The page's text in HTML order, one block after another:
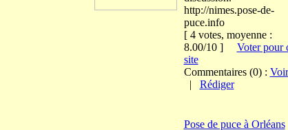
http://nimes.pose-de-
puce.info
[ 4 votes, moyenne :
8.00/10 ] Voter pour
site
Commentaires (0) : Voir
| Rédiger
Pose de puce à Orléans